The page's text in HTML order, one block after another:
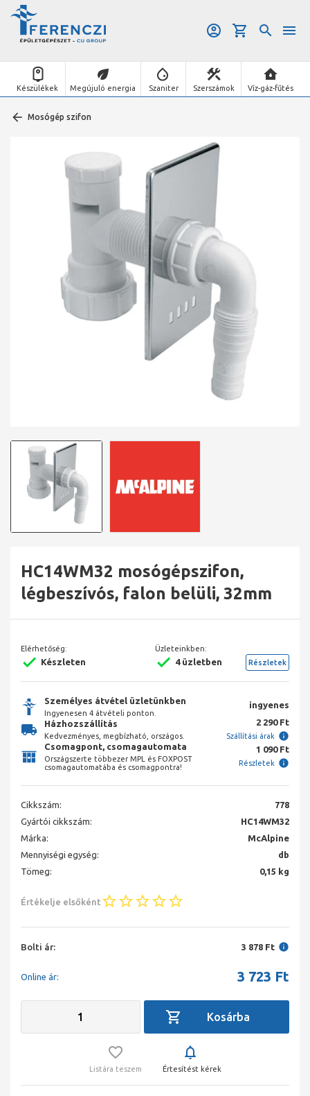
Készülékek Megújuló energia Szaniter Szerszámok Víz-gáz-fűtés
Mosógép szifon
HC14WM32 mosógépszifon,
légbeszívós, falon belüli, 32mm
Elérhetőség:
Készleten
Üzleteinkben:
4 üzletben Részletek
Személyes átvétel üzletünkben
Ingyenesen 4 átvételi ponton.
ingyenes
Házhozszállítás
Kedvezményes, megbízható, országos.
2 290 Ft
Szállítási árak
Csomagpont, csomagautomata
Országszerte többezer MPL és FOXPOST
csomagautomatába és csomagpontra!
1 090 Ft
Részletek
Cikkszám:
778
Gyártói cikkszám:
HC14WM32
Márka:
McAlpine
Mennyiségi egység:
db
Tömeg:
0,15 kg
Értékelje elsőként
Bolti ár: 3 878 Ft
Online ár: 3 723 Ft
Listára teszem Értesítést kérek